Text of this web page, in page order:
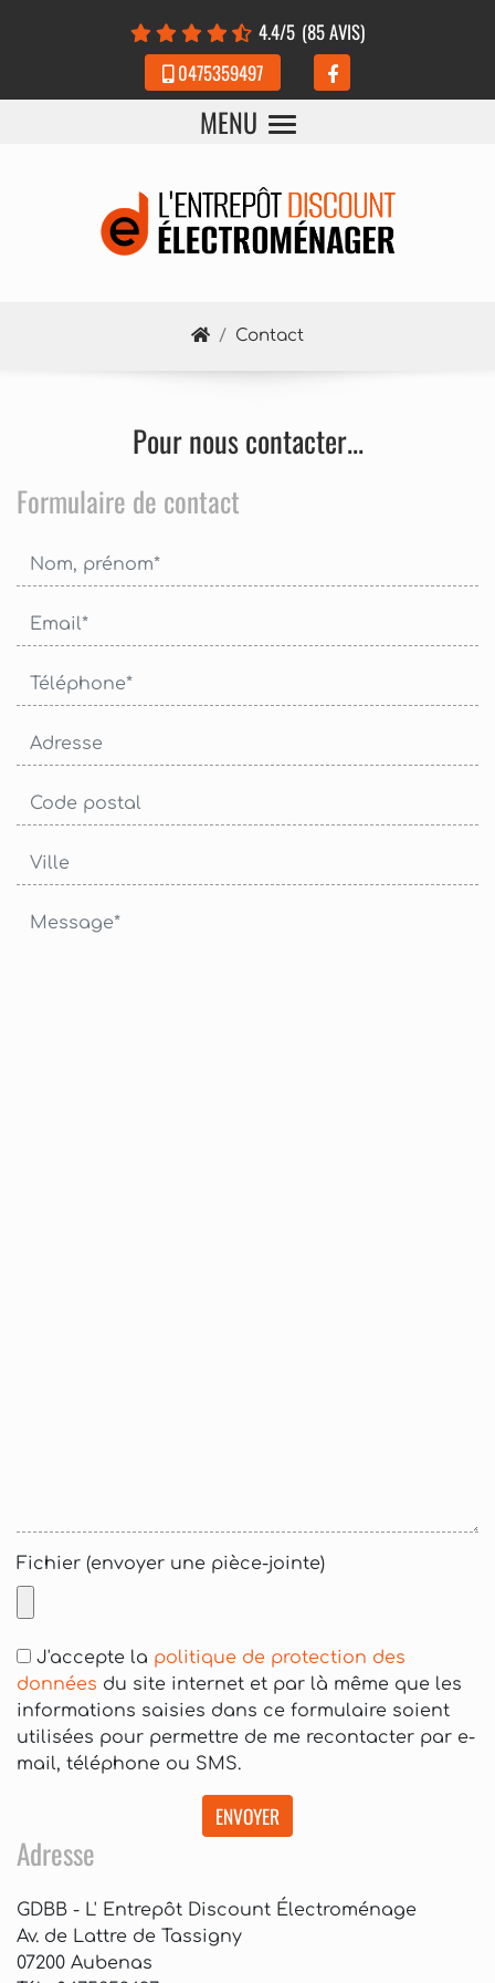
4.4/5 (85 AVIS)
0475359497
MENU
Contact
Pour nous contacter...
Formulaire de contact
Fichier (envoyer une pièce-jointe)
J'accepte la politique de protection des
données du site internet et par là même que les
informations saisies dans ce formulaire soient
utilisées pour permettre de me recontacter par e-
mail, téléphone ou SMS.
ENVOYER
Adresse
GDBB - L' Entrepôt Discount Électroménage
Av. de Lattre de Tassigny
07200 Aubenas